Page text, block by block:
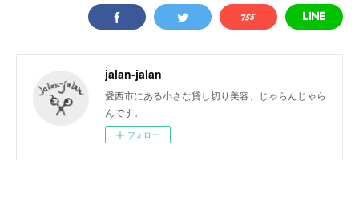
jalan-jalan
愛西市にある小さな貸し切り美容、じゃらんじゃら
んです。
フォロー